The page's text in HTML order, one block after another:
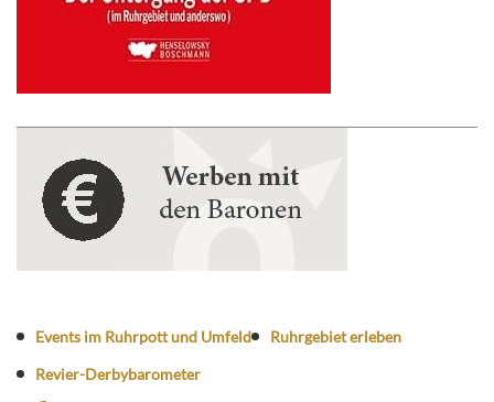
Events im Ruhrpott und Umfeld
Ruhrgebiet erleben
Revier-Derbybarometer